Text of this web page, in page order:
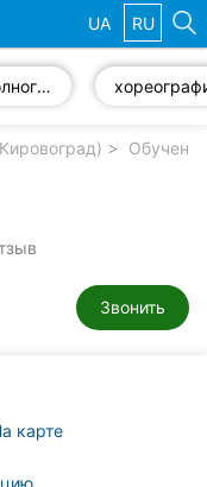
UA RU
садик неполного дня
Звонить
карте